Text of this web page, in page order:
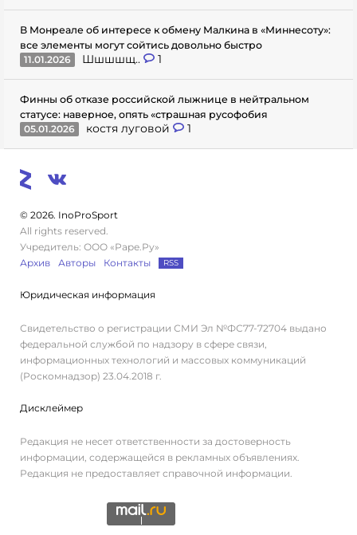
В Монреале об интересе к обмену Малкина в «Миннесоту»:
все элементы могут сойтись довольно быстро
11.01.2026
Шшшшщ.. 1
Финны об отказе российской лыжнице в нейтральном
статусе: наверное, опять «страшная русофобия
05.01.2026
костя луговой 1
© 2026. InoProSport
All rights reserved.
Учредитель: ООО «Раре.Ру»
Архив
Авторы Контакты RSS
Юридическая информация
Свидетельство о регистрации СМИ Эл №ФС77-72704 выдано
федеральной службой по надзору в сфере связи,
информационных технологий и массовых коммуникаций
(Роскомнадзор) 23.04.2018 г.
Дисклеймер
Редакция не несет ответственности за достоверность
информации, содержащейся в рекламных объявлениях.
Редакция не предоставляет справочной информации.